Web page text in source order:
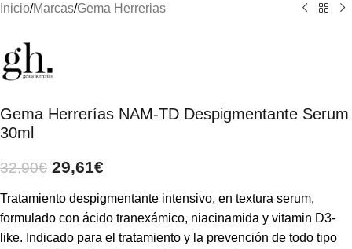
Inicio/Marcas/Gema Herrerias
Gema Herrerías NAM-TD Despigmentante Serum
30ml
32,90€ 29,61€
Tratamiento despigmentante intensivo, en textura serum,
formulado con ácido tranexámico, niacinamida y vitamin D3-
like. Indicado para el tratamiento y la prevención de todo tipo